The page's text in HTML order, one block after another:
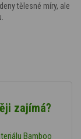
tělesné míry, ale
zajímá?
Bamboo